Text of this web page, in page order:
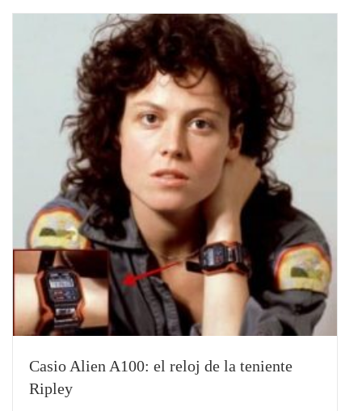
Casio Alien A100: el reloj de la teniente
Ripley